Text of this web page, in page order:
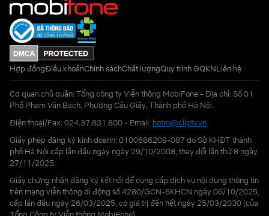
Hợp đồngĐiều khoảnChính sáchChất lượngQuy trình GQKNLiên hệ
Cơ quan chủ quản: Tổng công ty Viễn thông MobiFone - Địa chỉ: Số 01
Phố Phạm Văn Bạch, Phường Cầu Giấy, Thành phố Hà Nội.
Điện thoại/Fax: 024.37.831.800 - Email: hotro@cliptv.vn
Giấy phép đăng ký kinh doanh: 0100686209-087 do Sở KHĐT thành
phố Hà Nội cấp lần đầu ngày ngày 29/10/2008, thay đổi lần thứ 8 ngày
27/11/2025.
Giấy chứng nhận đăng ký kết nối để cung cấp dịch vụ nội dung thông tin
trên mạng viễn thông di động số 4280/GCN-SKHCN ngày 06/10/2025,
cấp lần đầu ngày 26/03/2025, có giá trị đến hết ngày 25/03/2030 (của